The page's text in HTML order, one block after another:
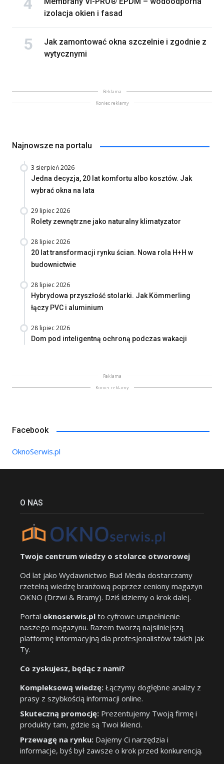
izolacja okien i fasad
Jak zamontować okna szczelnie i zgodnie z
wytycznymi
Reklama
Koniec reklamy
Najnowsze na portalu
3 sierpień 2026
Jedna decyzja, 20 lat komfortu albo kosztów. Jak
wybrać okna na lata
29 lipiec 2026
Rolety zewnętrzne jako naturalny klimatyzator
28 lipiec 2026
20 lat transformacji rynku ścian. Nowa rola H+H w
budownictwie
28 lipiec 2026
Hybrydowa przyszłość stolarki. Jak Kömmerling
łączy PVC i aluminium
28 lipiec 2026
Dom pod inteligentną ochroną podczas wakacji
Reklama
Koniec reklamy
Facebook
OknoSerwis.pl
O NAS
Twoje centrum wiedzy o stolarce otworowej
Od lat jako Wydawnictwo Bud Media dostarczamy
rzetelną wiedzę branżową poprzez ceniony magazyn
OKNO (Drzwi & Bramy). Dziś idziemy o krok dalej.
Portal oknoserwis.pl to cyfrowe uzupełnienie
naszego magazynu. Razem tworzą najsilniejszą
platformę informacyjną dla profesjonalistów takich jak
Ty.
Co zyskujesz, będąc z nami?
Kompleksową wiedzę: Łączymy dogłębne analizy z
prasy z szybkością informacji online.
Skuteczną promocję: Prezentujemy Twoją firmę i
produkty tam, gdzie są Twoi klienci.
Przewagę na rynku: Dajemy Ci narzędzia i
informacje, byś był zawsze o krok przed konkurencją.